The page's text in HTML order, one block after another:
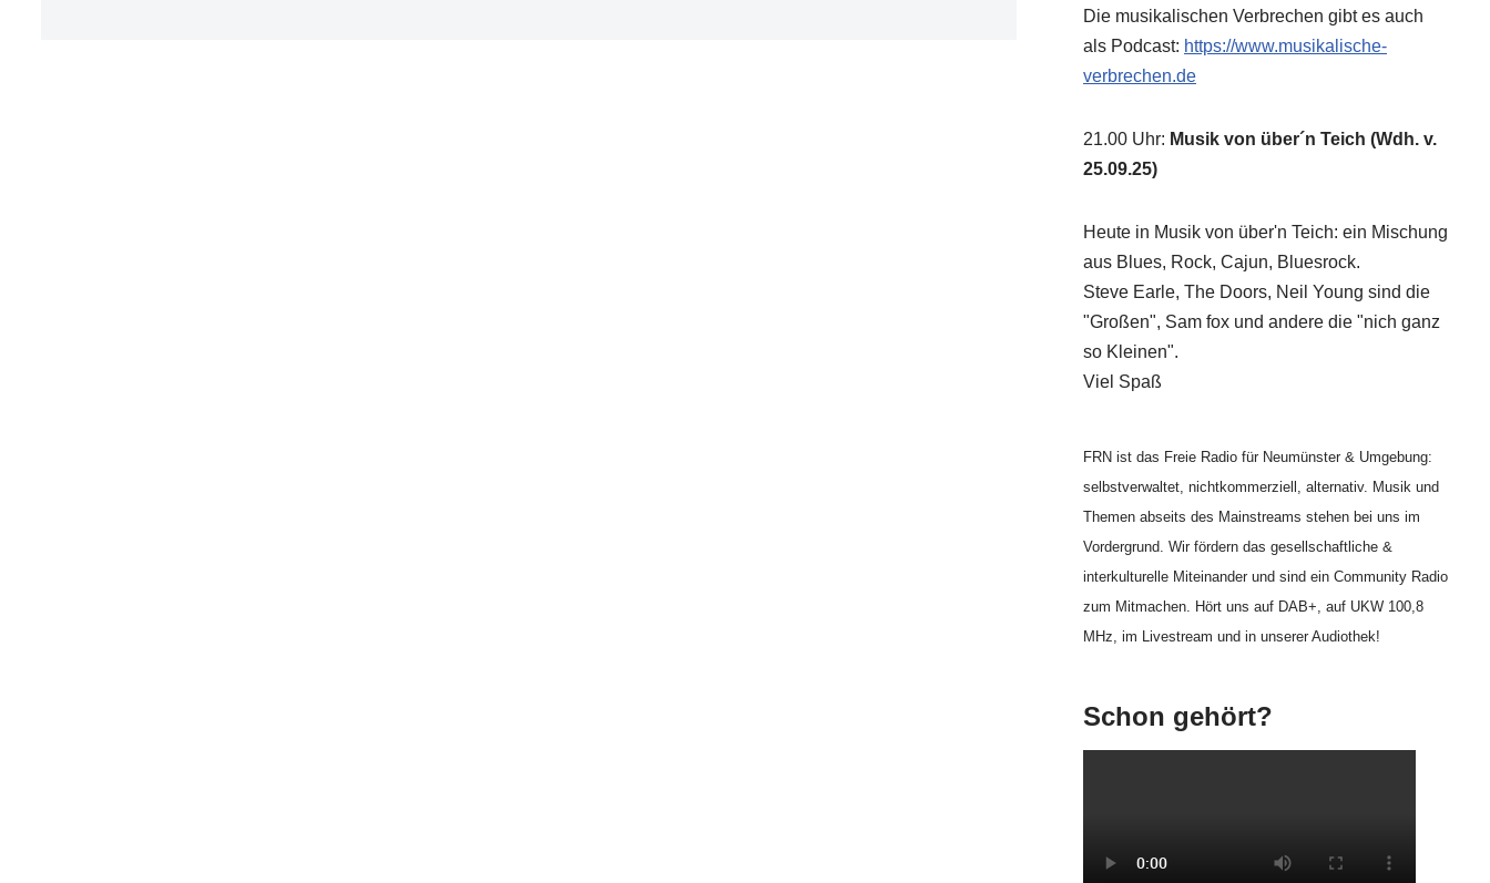
Die musikalischen Verbrechen gibt es auch
als Podcast: https://www.musikalische-
verbrechen.de
21.00 Uhr: Musik von über´n Teich (Wdh. v.
25.09.25)
Heute in Musik von über'n Teich: ein Mischung
aus Blues, Rock, Cajun, Bluesrock.
Steve Earle, The Doors, Neil Young sind die
"Großen", Sam fox und andere die "nich ganz
so Kleinen".
Viel Spaß
FRN ist das Freie Radio für Neumünster & Umgebung:
selbstverwaltet, nichtkommerziell, alternativ. Musik und
Themen abseits des Mainstreams stehen bei uns im
Vordergrund. Wir fördern das gesellschaftliche &
interkulturelle Miteinander und sind ein Community Radio
zum Mitmachen. Hört uns auf DAB+, auf UKW 100,8
MHz, im Livestream und in unserer Audiothek!
Schon gehört?